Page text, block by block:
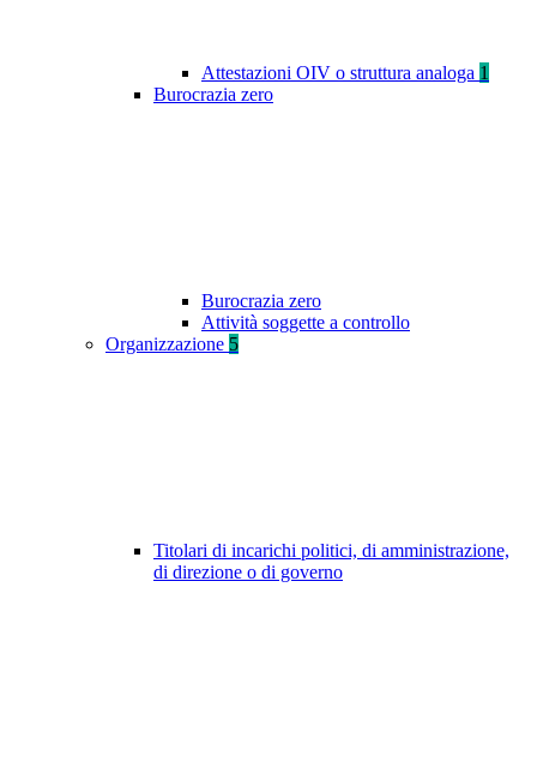
Attestazioni OIV o struttura analoga 1
Burocrazia zero
Burocrazia zero
Attività soggette a controllo
Organizzazione 5
Titolari di incarichi politici, di amministrazione,
di direzione o di governo